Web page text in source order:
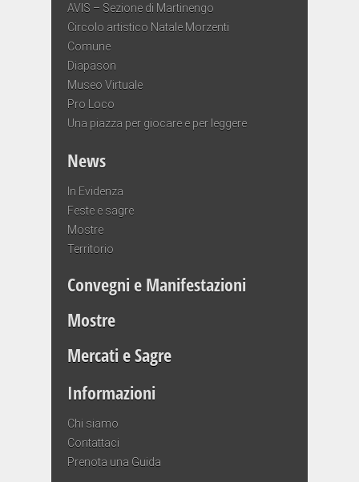
AVIS – Sezione di Martinengo
Circolo artistico Natale Morzenti
Comune
Diapason
Museo Virtuale
Pro Loco
Una piazza per giocare e per leggere
News
In Evidenza
Feste e sagre
Mostre
Territorio
Convegni e Manifestazioni
Mostre
Mercati e Sagre
Informazioni
Chi siamo
Contattaci
Prenota una Guida